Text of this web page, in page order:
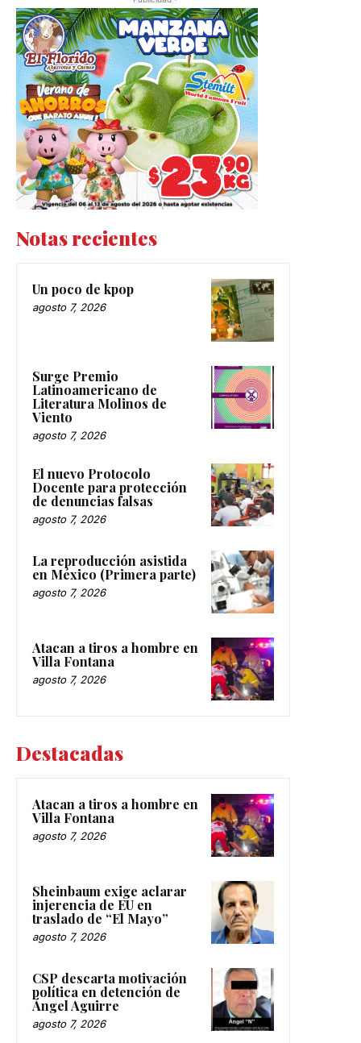
Notas recientes
Un poco de kpop
agosto 7, 2026
Surge Premio
Latinoamericano de
Literatura Molinos de
Viento
agosto 7, 2026
El nuevo Protocolo
Docente para protección
de denuncias falsas
agosto 7, 2026
La reproducción asistida
en México (Primera parte)
agosto 7, 2026
Atacan a tiros a hombre en
Villa Fontana
agosto 7, 2026
Destacadas
Atacan a tiros a hombre en
Villa Fontana
agosto 7, 2026
Sheinbaum exige aclarar
injerencia de EU en
traslado de “El Mayo”
agosto 7, 2026
CSP descarta motivación
política en detención de
Ángel Aguirre
agosto 7, 2026